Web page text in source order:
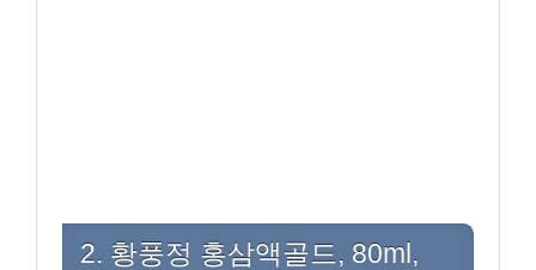
2. 황풍정 홍삼액골드, 80ml,